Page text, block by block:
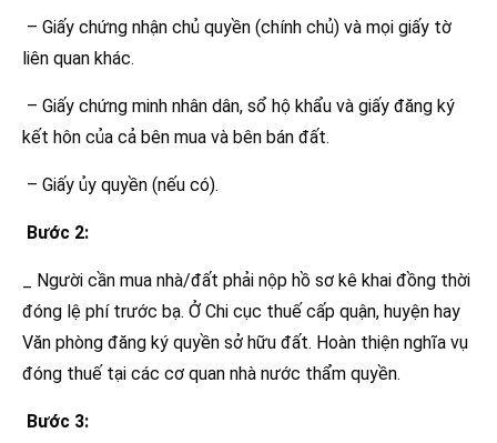
– Giấy chứng nhận chủ quyền (chính chủ) và mọi giấy tờ
liên quan khác.
– Giấy chứng minh nhân dân, sổ hộ khẩu và giấy đăng ký
kết hôn của cả bên mua và bên bán đất.
– Giấy ủy quyền (nếu có).
Bước 2:
_ Người cần mua nhà/đất phải nộp hồ sơ kê khai đồng thời
đóng lệ phí trước bạ. Ở Chi cục thuế cấp quận, huyện hay
Văn phòng đăng ký quyền sở hữu đất. Hoàn thiện nghĩa vụ
đóng thuế tại các cơ quan nhà nước thẩm quyền.
Bước 3: